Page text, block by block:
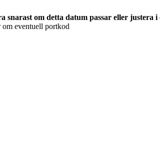
om detta datum passar eller justera
om eventuell portkod